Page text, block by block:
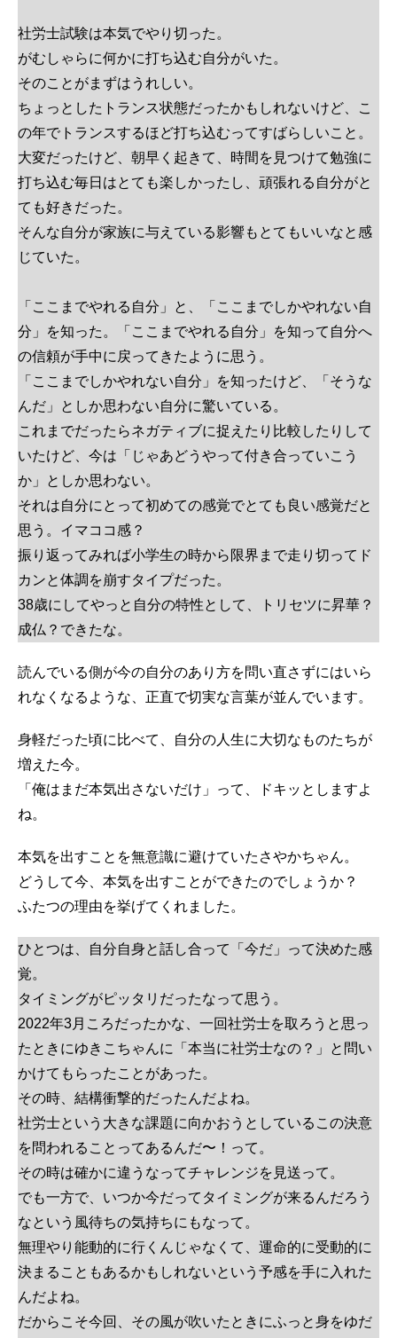
社労士試験は本気でやり切った。
がむしゃらに何かに打ち込む自分がいた。
そのことがまずはうれしい。
ちょっとしたトランス状態だったかもしれないけど、こ
の年でトランスするほど打ち込むってすばらしいこと。
大変だったけど、朝早く起きて、時間を見つけて勉強に
打ち込む毎日はとても楽しかったし、頑張れる自分がと
ても好きだった。
そんな自分が家族に与えている影響もとてもいいなと感
じていた。
「ここまでやれる自分」と、「ここまでしかやれない自
分」を知った。「ここまでやれる自分」を知って自分へ
の信頼が手中に戻ってきたように思う。
「ここまでしかやれない自分」を知ったけど、「そうな
んだ」としか思わない自分に驚いている。
これまでだったらネガティブに捉えたり比較したりして
いたけど、今は「じゃあどうやって付き合っていこう
か」としか思わない。
それは自分にとって初めての感覚でとても良い感覚だと
思う。イマココ感？
振り返ってみれば小学生の時から限界まで走り切ってド
カンと体調を崩すタイプだった。
38歳にしてやっと自分の特性として、トリセツに昇華？
成仏？できたな。
読んでいる側が今の自分のあり方を問い直さずにはいら
れなくなるような、正直で切実な言葉が並んでいます。
身軽だった頃に比べて、自分の人生に大切なものたちが
増えた今。
「俺はまだ本気出さないだけ」って、ドキッとしますよ
ね。
本気を出すことを無意識に避けていたさやかちゃん。
どうして今、本気を出すことができたのでしょうか？
ふたつの理由を挙げてくれました。
ひとつは、自分自身と話し合って「今だ」って決めた感
覚。
タイミングがピッタリだったなって思う。
2022年3月ころだったかな、一回社労士を取ろうと思っ
たときにゆきこちゃんに「本当に社労士なの？」と問い
かけてもらったことがあった。
その時、結構衝撃的だったんだよね。
社労士という大きな課題に向かおうとしているこの決意
を問われることってあるんだ〜！って。
その時は確かに違うなってチャレンジを見送って。
でも一方で、いつか今だってタイミングが来るんだろう
なという風待ちの気持ちにもなって。
無理やり能動的に行くんじゃなくて、運命的に受動的に
決まることもあるかもしれないという予感を手に入れた
んだよね。
だからこそ今回、その風が吹いたときにふっと身をゆだ